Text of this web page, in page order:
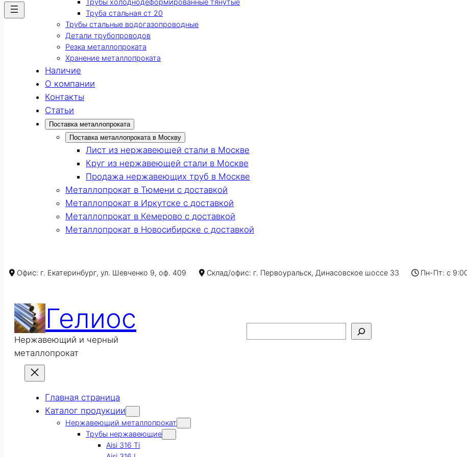
Труба стальная ст 20
Трубы стальные водогазопроводные
Детали трубопроводов
Резка металлопроката
Хранение металлопроката
Наличие
О компании
Контакты
Статьи
Поставка металлопроката
Поставка металлопроката в Москву
Лист из нержавеющей стали в Москве
Круг из нержавеющей стали в Москве
Продажа нержавеющих труб в Москве
Металлопрокат в Тюмени с доставкой
Металлопрокат в Иркутске с доставкой
Металлопрокат в Кемерово с доставкой
Металлопрокат в Новосибирске с доставкой
Офис: г. Екатеринбург, ул. Шевченко 9, оф. 409 Склад/офис: г. Первоуральск, Динасовское шоссе 33 Пн-Пт: с
Гелиос
Нержавеющий и черный
металлопрокат
Главная страница
Каталог продукции
Нержавеющий металлопрокат
Трубы нержавеющие
Aisi 316 Ti